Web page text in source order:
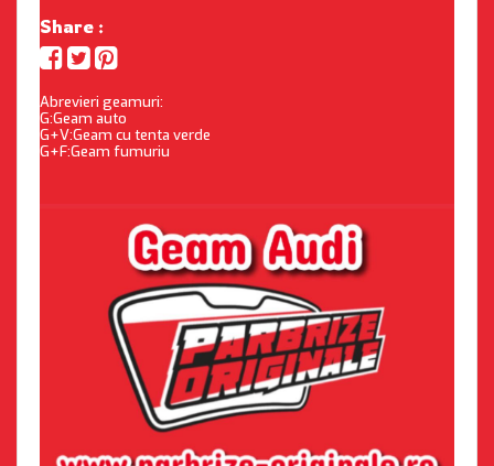
Share :
Abrevieri geamuri:
G:Geam auto
G+V:Geam cu tenta verde
G+F:Geam fumuriu